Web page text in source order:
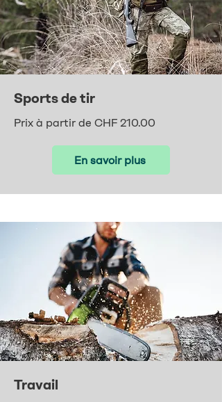
Sports de tir
Prix à partir de CHF 210.00
En savoir plus
Travail